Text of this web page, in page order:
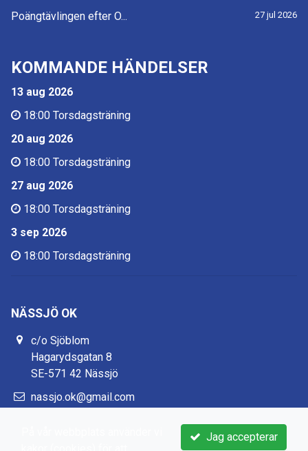
Poängtävlingen efter O... 27 jul 2026
KOMMANDE HÄNDELSER
13 aug 2026
18:00 Torsdagsträning
20 aug 2026
18:00 Torsdagsträning
27 aug 2026
18:00 Torsdagsträning
3 sep 2026
18:00 Torsdagsträning
NÄSSJÖ OK
c/o Sjöblom
Hagarydsgatan 8
SE-571 42 Nässjö
nassjo.ok@gmail.com
Jag accepterar